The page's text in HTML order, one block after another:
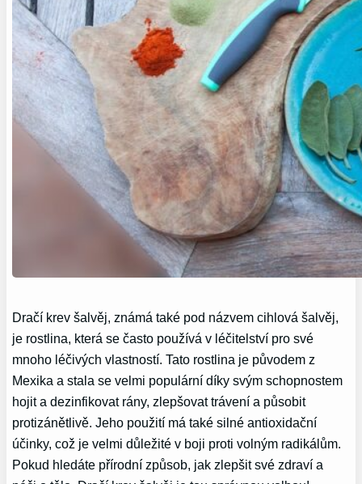
Dračí krev šalvěj, známá také pod názvem cihlová šalvěj,
je rostlina, která se často používá v léčitelství pro své
mnoho léčivých vlastností. Tato rostlina je původem z
Mexika a stala se velmi populární díky svým schopnostem
hojit a dezinfikovat rány, zlepšovat trávení a působit
protizánětlivě. Jeho použití má také silné antioxidační
účinky, což je velmi důležité v boji proti volným radikálům.
Pokud hledáte přírodní způsob, jak zlepšit své zdraví a